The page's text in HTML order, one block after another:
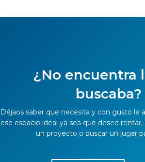
¿No encuentra
buscaba?
Déjaos saber que necesita y con gusto le
ese espacio ideal ya sea que desee rentar,
un proyecto o buscar un lugar